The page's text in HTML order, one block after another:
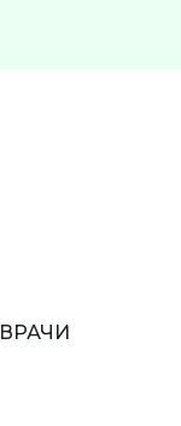
ВРАЧИ